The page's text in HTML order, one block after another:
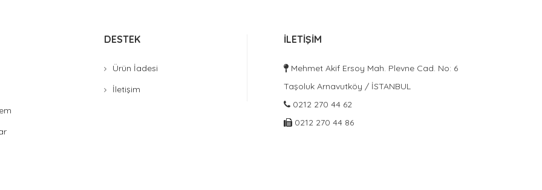
DESTEK
Ürün İadesi
İletişim
İLETIŞIM
Mehmet Akif Ersoy Mah. Plevne Cad. No: 6
Taşoluk Arnavutköy / İSTANBUL
0212 270 44 62
0212 270 44 86